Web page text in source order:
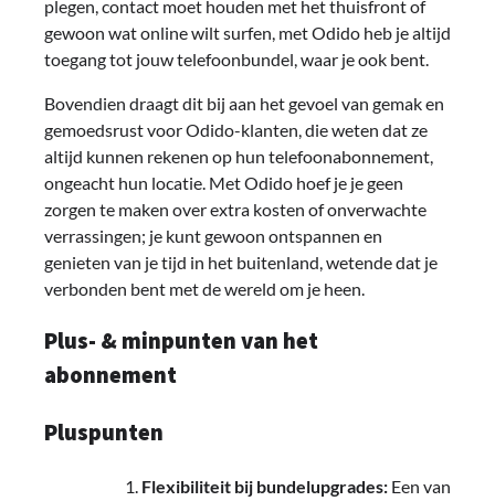
plegen, contact moet houden met het thuisfront of
gewoon wat online wilt surfen, met Odido heb je altijd
toegang tot jouw telefoonbundel, waar je ook bent.
Bovendien draagt dit bij aan het gevoel van gemak en
gemoedsrust voor Odido-klanten, die weten dat ze
altijd kunnen rekenen op hun telefoonabonnement,
ongeacht hun locatie. Met Odido hoef je je geen
zorgen te maken over extra kosten of onverwachte
verrassingen; je kunt gewoon ontspannen en
genieten van je tijd in het buitenland, wetende dat je
verbonden bent met de wereld om je heen.
Plus- & minpunten van het
abonnement
Pluspunten
Flexibiliteit bij bundelupgrades: Een van